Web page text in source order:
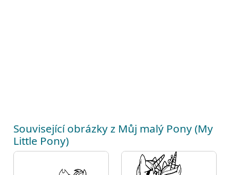
Související obrázky z Můj malý Pony (My
Little Pony)